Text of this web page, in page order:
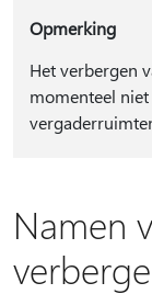
Opmerking
Het verbergen
momenteel
Namen